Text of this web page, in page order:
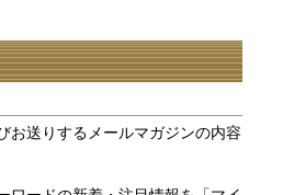
お送りするメールマガジンの内容